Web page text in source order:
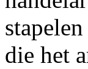
die het